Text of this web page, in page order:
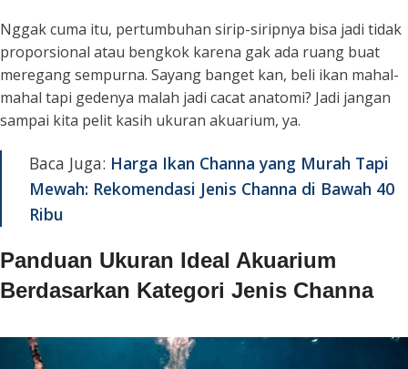
Nggak cuma itu, pertumbuhan sirip-siripnya bisa jadi tidak
proporsional atau bengkok karena gak ada ruang buat
meregang sempurna. Sayang banget kan, beli ikan mahal-
mahal tapi gedenya malah jadi cacat anatomi? Jadi jangan
sampai kita pelit kasih ukuran akuarium, ya.
Baca Juga: Harga Ikan Channa yang Murah Tapi
Mewah: Rekomendasi Jenis Channa di Bawah 40
Ribu
Panduan Ukuran Ideal Akuarium
Berdasarkan Kategori Jenis Channa